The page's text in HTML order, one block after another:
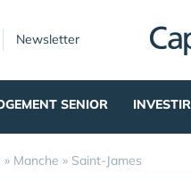
Newsletter
SENIOR
» Manche » Saint-James